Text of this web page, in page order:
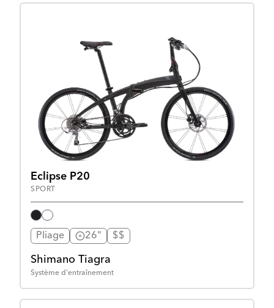
Eclipse P20
SPORT
Pliage 26" $$
Shimano Tiagra
Système d'entraînement